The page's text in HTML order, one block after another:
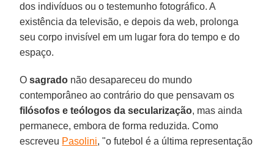
dos indivíduos ou o testemunho fotográfico. A
existência da televisão, e depois da web, prolonga
seu corpo invisível em um lugar fora do tempo e do
espaço.
Osagrado não desapareceu do mundo
contemporâneo ao contrário do que pensavam os
filósofos e teólogos da secularização, mas ainda
permanece, embora de forma reduzida. Como
escreveu Pasolini, "o futebol é a última representação